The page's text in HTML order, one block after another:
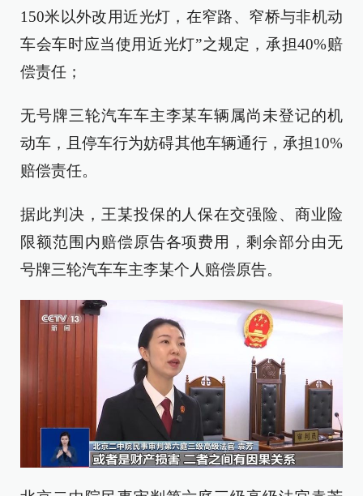
150米以外改用近光灯，在窄路、窄桥与非机动
车会车时应当使用近光灯”之规定，承担40%赔
偿责任；
无号牌三轮汽车车主李某车辆属尚未登记的机
动车，且停车行为妨碍其他车辆通行，承担10%
赔偿责任。
据此判决，王某投保的人保在交强险、商业险
限额范围内赔偿原告各项费用，剩余部分由无
号牌三轮汽车车主李某个人赔偿原告。